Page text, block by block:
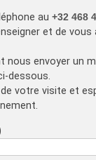
au +32 468
et de vous
nous envoyer un
dessous.
votre visite et